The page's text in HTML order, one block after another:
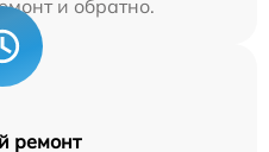
и обратно.
ремонт